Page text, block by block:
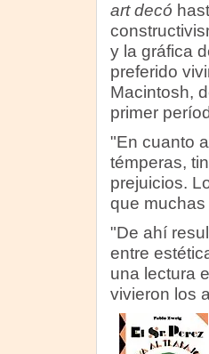
art decó
y la gráfica
preferido
Macintosh,
primer
"En cuanto
témperas,
prejuicios.
que
"De ahí
entre
una lectura
vivieron los